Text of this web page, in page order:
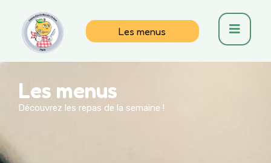
Les menus
Les menus
Découvrez les repas de la semaine !